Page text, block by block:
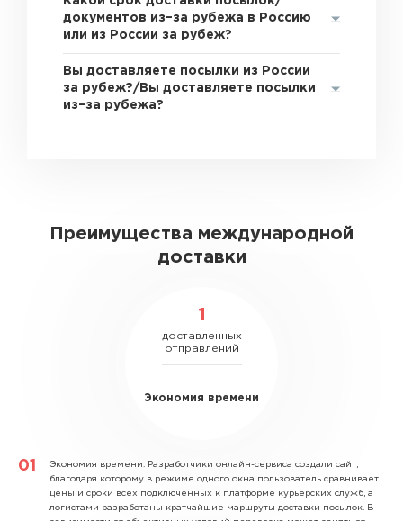
документов из–за рубежа в Россию
или из России за рубеж?
Вы доставляете посылки из России
за рубеж?/Вы доставляете посылки
из–за рубежа?
Преимущества международной
доставки
1
доставленных
отправлений
Экономия времени
Экономия времени. Разработчики онлайн-сервиса создали сайт,
благодаря которому в режиме одного окна пользователь сравнивает
цены и сроки всех подключенных к платформе курьерских служб, а
логистами разработаны кратчайшие маршруты доставки посылок. В